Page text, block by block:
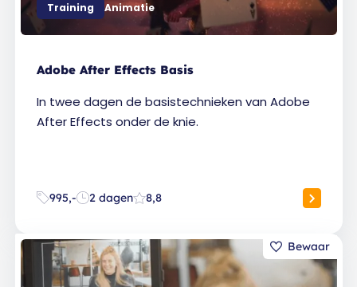
Training Animatie
Adobe After Effects Basis
In twee dagen de basistechnieken van Adobe
After Effects onder de knie.
995,- 2 dagen 8,8